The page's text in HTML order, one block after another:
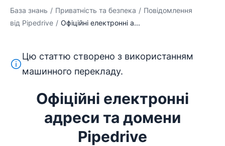
База знань
Зверніться в службу підтримки
База знань / Приватність та безпека / Повідомлення
від Pipedrive / Офіційні електронні а...
Цей текст перекладено з англійської мови за
Цю статтю створено з використанням
машинного перекладу.
Офіційні електронні
адреси та домени
Pipedrive